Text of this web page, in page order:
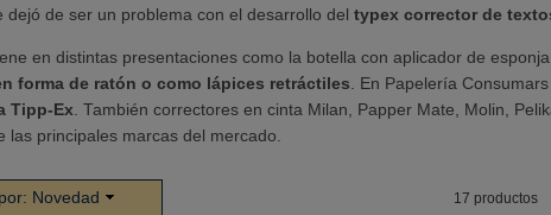
dejó de ser un problema con el desarrollo deltypex corrector de
en distintas presentaciones como la botella con aplicador de
forma de ratón o como lápices retráctiles . En Papelería
Tipp-Ex . También correctores en cinta Milan, Papper Mate, Molin,
las principales marcas del mercado.
Novedad 17 productos